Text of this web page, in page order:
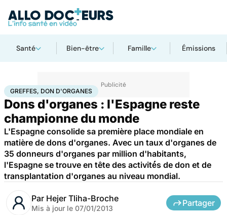
Santé Bien-être Famille Émissions
AccueilSantéGreffes, don d'organes
GREFFES, DON D'ORGANES
Dons d'organes : l'Espagne reste
championne du monde
L'Espagne consolide sa première place mondiale en
matière de dons d'organes. Avec un taux d'organes de
35 donneurs d'organes par million d'habitants,
l'Espagne se trouve en tête des activité́s de don et de
transplantation d'organes au niveau mondial.
Par Hejer Tliha-Broche
Mis à jour le 07/01/2013
Partager